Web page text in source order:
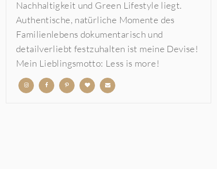
Nachhaltigkeit und Green Lifestyle liegt.
Authentische, natürliche Momente des
Familienlebens dokumentarisch und
detailverliebt festzuhalten ist meine Devise!
Mein Lieblingsmotto: Less is more!